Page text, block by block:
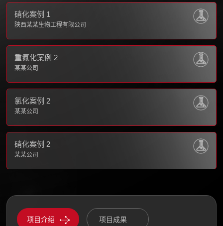
硝化案例 1
陕西某某生物工程有限公司
重氮化案例 2
某某公司
氯化案例 2
某某公司
硝化案例 2
某某公司
项目介绍 项目成果